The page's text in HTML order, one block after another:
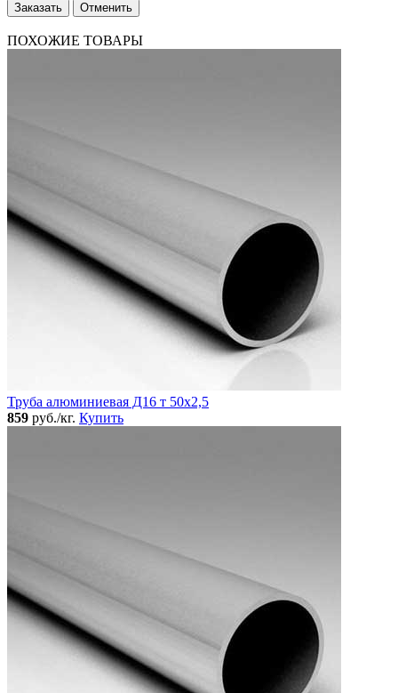
Заказать Отменить
ПОХОЖИЕ ТОВАРЫ
Труба алюминиевая Д16 т 50х2,5
859 руб./кг. Купить